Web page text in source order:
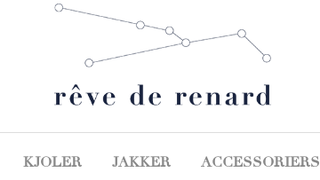
KJOLER JAKKER ACCESSORIERS